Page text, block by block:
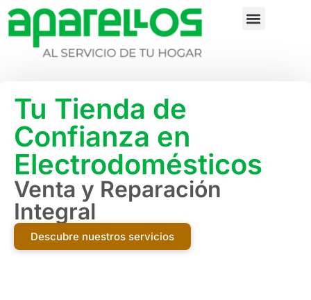
Tu Tienda de
Confianza en
Electrodomésticos
Venta y Reparación
Integral
Descubre nuestros servicios